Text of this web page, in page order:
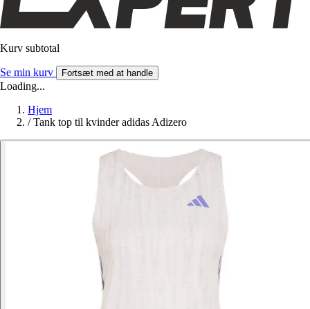
Kurv subtotal
Se min kurv Fortsæt med at handle
Loading...
Hjem
/ Tank top til kvinder adidas Adizero